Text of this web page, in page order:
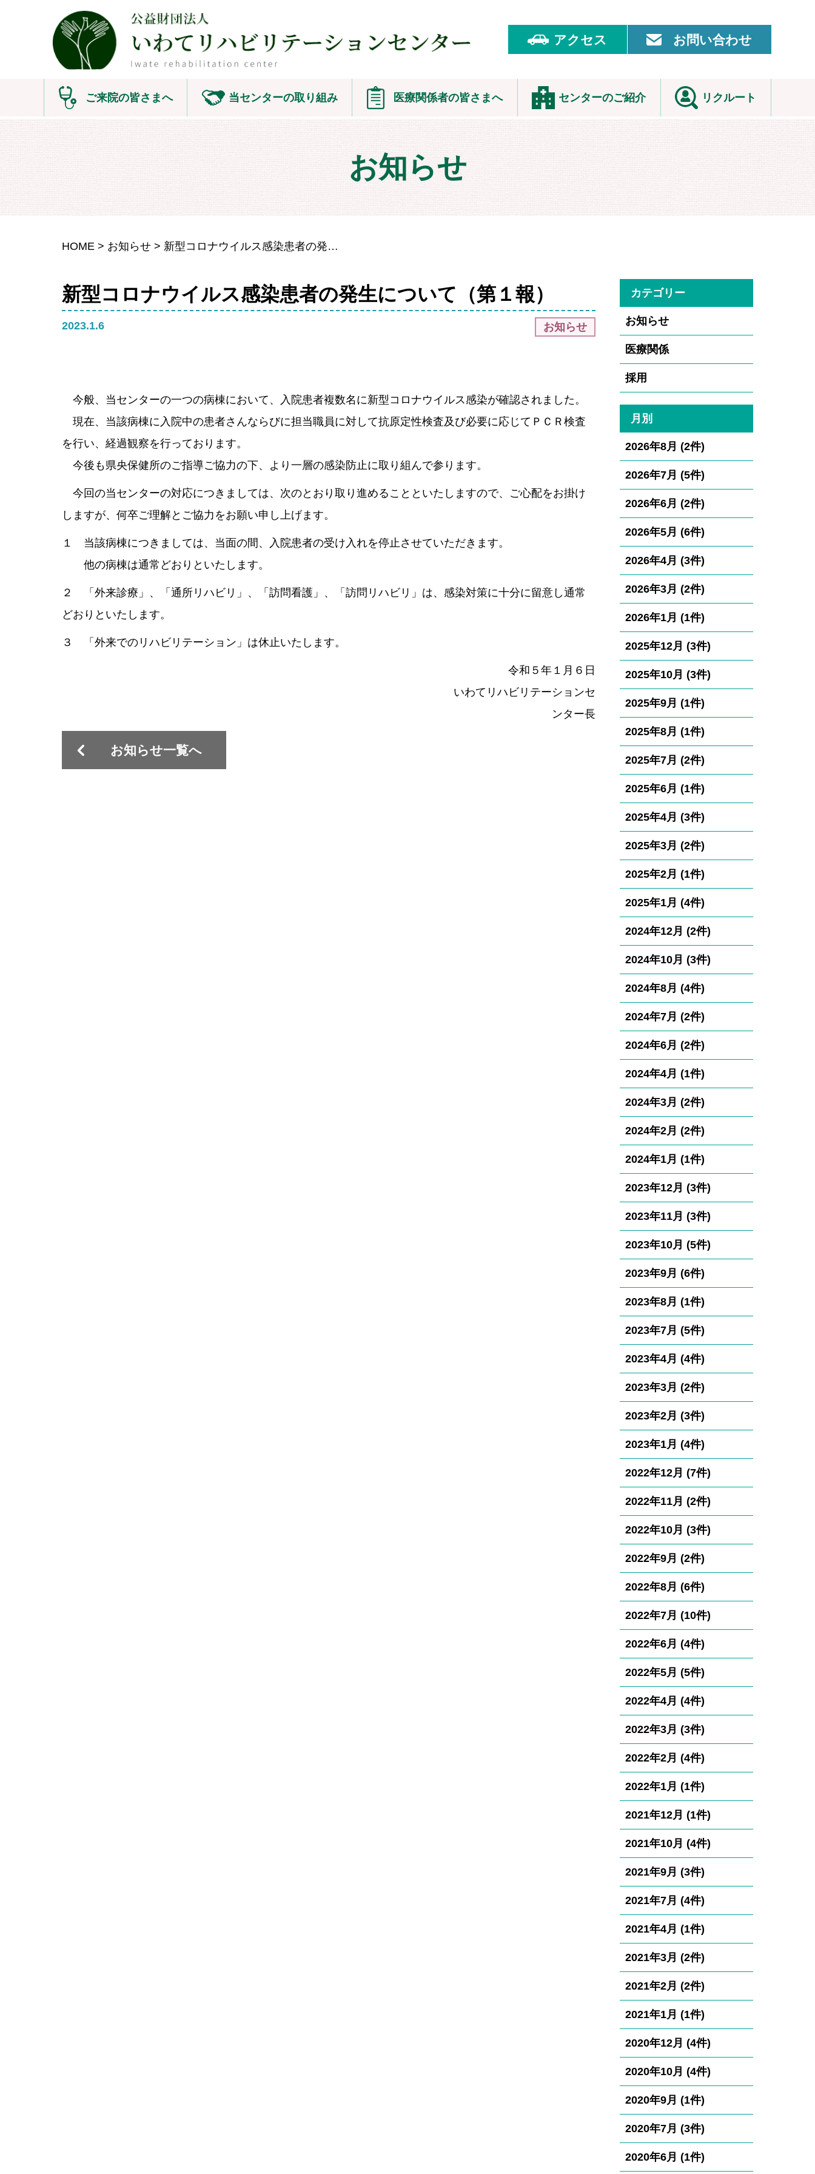
アクセス お問い合わせ
ご来院の皆さまへ
よくある質問
当センターの取り組み
いわてJRAT
情報誌ななつもり
医療関係者の皆さまへ
研修会のご案内
センターのご紹介
理念・基本方針・患者
組織図
公開情報・財務諸表
リクルート
ターンシップ
職場説明・イン
問い合わせ
お知らせ
HOME お知らせ 新型コロナウイルス感染患者の発生について（第１報）
新型コロナウイルス感染患者の発生について（第１報）
2023.1.6 お知らせ
今般、当センターの一つの病棟において、入院患者複数名に新型コロナウイルス感染が確認されました。
現在、当該病棟に入院中の患者さんならびに担当職員に対して抗原定性検査及び必要に応じてＰＣＲ検査
を行い、経過観察を行っております。
今後も県央保健所のご指導ご協力の下、より一層の感染防止に取り組んで参ります。
今回の当センターの対応につきましては、次のとおり取り進めることといたしますので、ご心配をお掛け
しますが、何卒ご理解とご協力をお願い申し上げます。
１ 当該病棟につきましては、当面の間、入院患者の受け入れを停止させていただきます。
他の病棟は通常どおりといたします。
２ 「外来診療」、「通所リハビリ」、「訪問看護」、「訪問リハビリ」は、感染対策に十分に留意し通常
どおりといたします。
３ 「外来でのリハビリテーション」は休止いたします。
令和５年１月６日
いわてリハビリテーションセ
ンター長
お知らせ一覧へ
カテゴリー
お知らせ
医療関係
採用
月別
2026年8月 (2件)
2026年7月 (5件)
2026年6月 (2件)
2026年5月 (6件)
2026年4月 (3件)
2026年3月 (2件)
2026年1月 (1件)
2025年12月 (3件)
2025年10月 (3件)
2025年9月 (1件)
2025年8月 (1件)
2025年7月 (2件)
2025年6月 (1件)
2025年4月 (3件)
2025年3月 (2件)
2025年2月 (1件)
2025年1月 (4件)
2024年12月 (2件)
2024年10月 (3件)
2024年8月 (4件)
2024年7月 (2件)
2024年6月 (2件)
2024年4月 (1件)
2024年3月 (2件)
2024年2月 (2件)
2024年1月 (1件)
2023年12月 (3件)
2023年11月 (3件)
2023年10月 (5件)
2023年9月 (6件)
2023年8月 (1件)
2023年7月 (5件)
2023年4月 (4件)
2023年3月 (2件)
2023年2月 (3件)
2023年1月 (4件)
2022年12月 (7件)
2022年11月 (2件)
2022年10月 (3件)
2022年9月 (2件)
2022年8月 (6件)
2022年7月 (10件)
2022年6月 (4件)
2022年5月 (5件)
2022年4月 (4件)
2022年3月 (3件)
2022年2月 (4件)
2022年1月 (1件)
2021年12月 (1件)
2021年10月 (4件)
2021年9月 (3件)
2021年7月 (4件)
2021年4月 (1件)
2021年3月 (2件)
2021年2月 (2件)
2021年1月 (1件)
2020年12月 (4件)
2020年10月 (4件)
2020年9月 (1件)
2020年7月 (3件)
2020年6月 (1件)